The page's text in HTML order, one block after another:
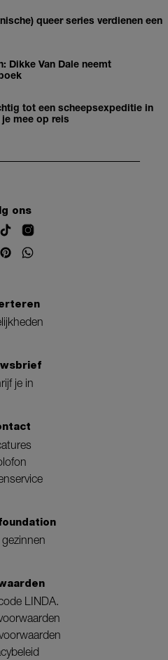
queer series verdienen een
Dikke Van Dale neemt
tot een scheepsexpeditie in
je mee op reis
ons
je in
LINDA.